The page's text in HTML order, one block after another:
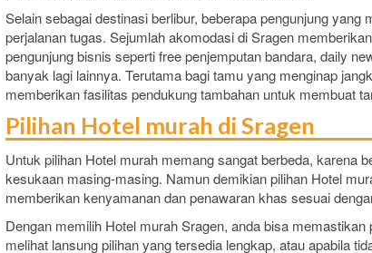
Selain sebagai destinasi berlibur, beberapa pengunjung yang
perjalanan tugas. Sejumlah akomodasi di Sragen
pengunjung bisnis seperti free penjemputan bandara, daily
banyak lagi lainnya. Terutama bagi tamu yang menginap
memberikan fasilitas pendukung tambahan untuk membuat
Pilihan Hotel murah di Sragen
Untuk pilihan Hotel murah memang sangat berbeda, karena
kesukaan masing-masing. Namun demikian pilihan Hotel
memberikan kenyamanan dan penawaran khas sesuai
Dengan memilih Hotel murah Sragen, anda bisa
melihat lansung pilihan yang tersedia lengkap, atau apabila